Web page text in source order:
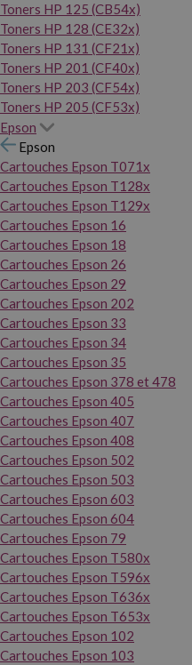
Toners HP 125 (CB54x)
Toners HP 128 (CE32x)
Toners HP 131 (CF21x)
Toners HP 201 (CF40x)
Toners HP 203 (CF54x)
Toners HP 205 (CF53x)
Epson
Epson
Cartouches Epson T071x
Cartouches Epson T128x
Cartouches Epson T129x
Cartouches Epson 16
Cartouches Epson 18
Cartouches Epson 26
Cartouches Epson 29
Cartouches Epson 202
Cartouches Epson 33
Cartouches Epson 34
Cartouches Epson 35
Cartouches Epson 378 et 478
Cartouches Epson 405
Cartouches Epson 407
Cartouches Epson 408
Cartouches Epson 502
Cartouches Epson 503
Cartouches Epson 603
Cartouches Epson 604
Cartouches Epson 79
Cartouches Epson T580x
Cartouches Epson T596x
Cartouches Epson T636x
Cartouches Epson T653x
Cartouches Epson 102
Cartouches Epson 103